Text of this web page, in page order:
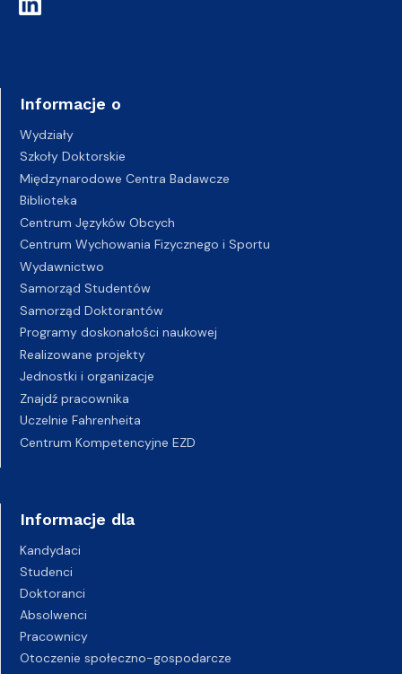
Informacje o
Wydziały
Szkoły Doktorskie
Międzynarodowe Centra Badawcze
Biblioteka
Centrum Języków Obcych
Centrum Wychowania Fizycznego i Sportu
Wydawnictwo
Samorząd Studentów
Samorząd Doktorantów
Programy doskonałości naukowej
Realizowane projekty
Jednostki i organizacje
Znajdź pracownika
Uczelnie Fahrenheita
Centrum Kompetencyjne EZD
Informacje dla
Kandydaci
Studenci
Doktoranci
Absolwenci
Pracownicy
Otoczenie społeczno-gospodarcze